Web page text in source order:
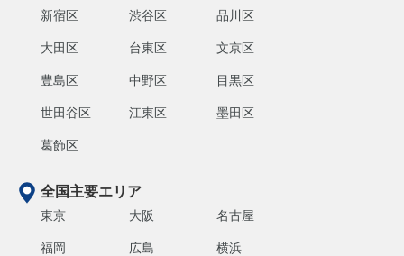
新宿区 渋谷区 品川区
大田区 台東区 文京区
豊島区 中野区 目黒区
世田谷区 江東区 墨田区
葛飾区
全国主要エリア
東京 大阪 名古屋
福岡 広島 横浜